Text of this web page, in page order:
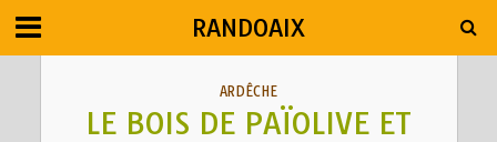
RANDOAIX
ARDÊCHE
LE BOIS DE PAÏOLIVE ET